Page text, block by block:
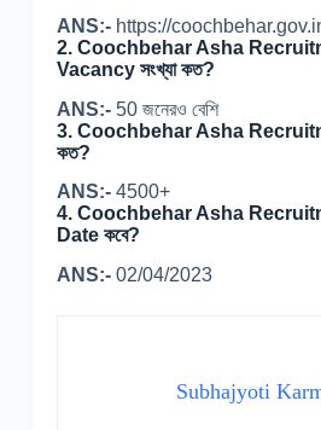
ANS:-https://
2. Coochbehar Asha
Vacancy সংখ্যা কত?
ANS:-50 জনেরও বেশি
3. Coochbehar Asha
কত?
ANS:-4500+
4. Coochbehar Asha
Date কবে?
ANS:-02/04/2023
Subhajyoti